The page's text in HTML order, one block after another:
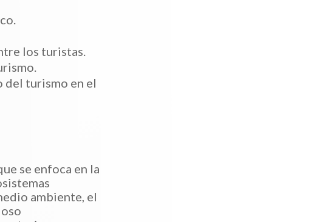
los turistas.
del turismo en el
se enfoca en la
ambiente, el